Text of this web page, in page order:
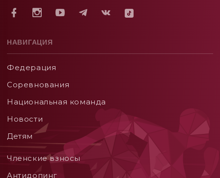
НАВИГАЦИЯ
Федерация
Соревнования
Национальная команда
Новости
Детям
Членские взносы
Aнтидопинг